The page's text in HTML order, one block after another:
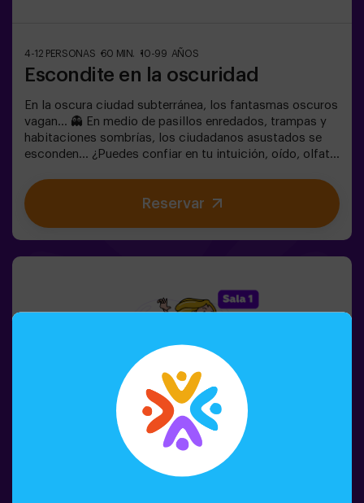
4-12 PERSONAS 60 MIN. 10-99 AÑOS
Escondite en la oscuridad
En la oscura ciudad subterránea, los fantasmas oscuros
vagan... 👻 En medio de pasillos enredados, trampas y
habitaciones sombrías, los ciudadanos asustados se
esconden... ¿Puedes confiar en tu intuición, oído, olfato
luego encontrar a tus amigos?🔦 Escondite en la
Oscuridad es un juego inmersivo sensorial inspirado en
las escondidas de siempre, pero llevado a otro nivel:
sonido que hacen la experiencia inolvidable✅ Ideal para
deberán entrar acompañados por al menos de un adulto.
Existe la opción de que un monitor les acompañe en la
aventura, consúltanos las condiciones.❗Este juego no es
recomendable para personas con miedo a la oscuridad.
Reservar